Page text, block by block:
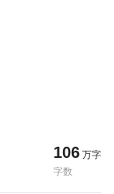
106 万字
字数